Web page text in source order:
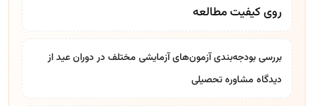
روی کیفیت مطالعه
بررسی بودجه‌بندی آزمون‌های آزمایشی مختلف در دوران عید از
دیدگاه مشاوره تحصیلی